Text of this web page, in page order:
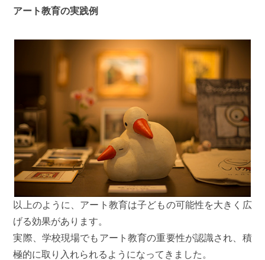
アート教育の実践例
以上のように、アート教育は子どもの可能性を大きく広
げる効果があります。
実際、学校現場でもアート教育の重要性が認識され、積
極的に取り入れられるようになってきました。